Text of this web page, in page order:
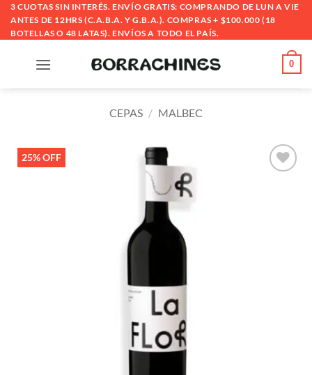
Saltar
contenido
3 CUOTAS SIN INTERÉS. ENVÍO GRATIS: COMPRANDO DE LUN A VIE
ANTES DE 12HRS (C.A.B.A. Y G.B.A.). COMPRAS + $100.000 (18
BOTELLAS O 48 LATAS). ENVÍOS A TODO EL PAÍS.
0
CEPAS / MALBEC
25% OFF